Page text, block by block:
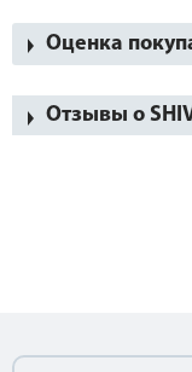
Оценка
Отзывы о